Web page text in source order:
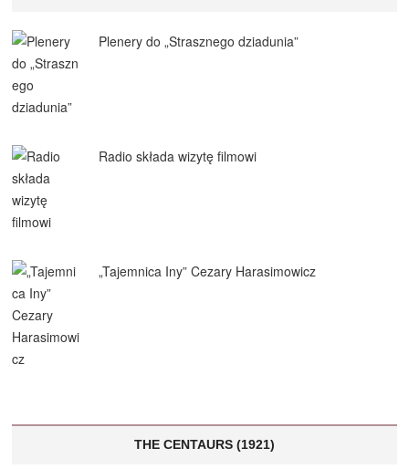
Plenery do „Strasznego dziadunia”
Radio składa wizytę filmowi
„Tajemnica Iny” Cezary Harasimowicz
THE CENTAURS (1921)